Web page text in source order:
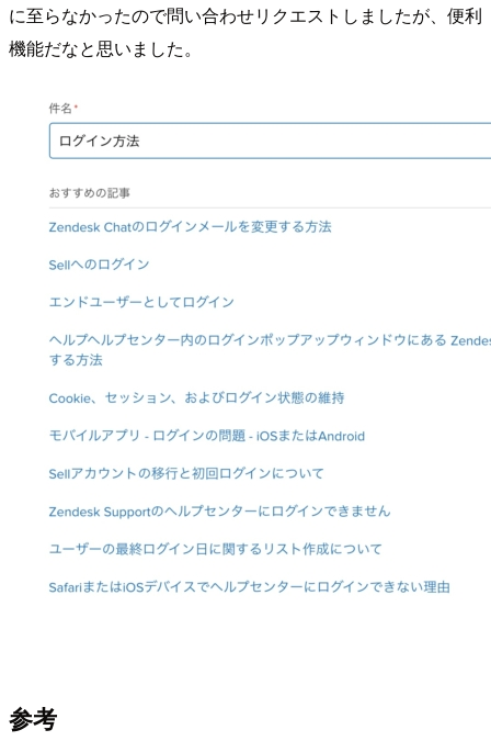
に至らなかったので問い合わせリクエストしましたが、便利
機能だなと思いました。
参考